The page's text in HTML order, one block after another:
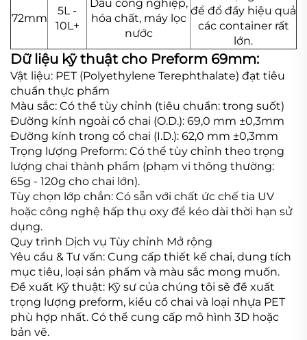
72mm
5L -
10L+
Dầu công nghiệp,
hóa chất, máy lọc
nước
để đổ đầy hiệu quả
các container rất
lớn.
Dữ liệu kỹ thuật cho Preform 69mm:
Vật liệu: PET (Polyethylene Terephthalate) đạt tiêu
chuẩn thực phẩm
Màu sắc: Có thể tùy chỉnh (tiêu chuẩn: trong suốt)
Đường kính ngoài cổ chai (O.D.): 69,0 mm ±0,3mm
Đường kính trong cổ chai (I.D.): 62,0 mm ±0,3mm
Trọng lượng Preform: Có thể tùy chỉnh theo trọng
lượng chai thành phẩm (phạm vi thông thường:
65g - 120g cho chai lớn).
Tùy chọn lớp chắn: Có sẵn với chất ức chế tia UV
hoặc công nghệ hấp thụ oxy để kéo dài thời hạn sử
dụng.
Quy trình Dịch vụ Tùy chỉnh Mở rộng
Yêu cầu & Tư vấn: Cung cấp thiết kế chai, dung tích
mục tiêu, loại sản phẩm và màu sắc mong muốn.
Đề xuất Kỹ thuật: Kỹ sư của chúng tôi sẽ đề xuất
trọng lượng preform, kiểu cổ chai và loại nhựa PET
phù hợp nhất. Có thể cung cấp mô hình 3D hoặc
bản vẽ.